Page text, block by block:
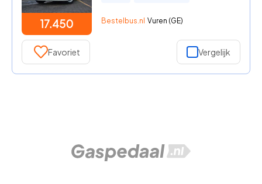
17.450 Bestelbus.nl Vuren (GE)
Favoriet Vergelijk